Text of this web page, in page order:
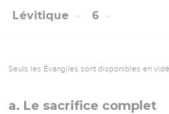
Lévitique 6
Seuls les Évangiles sont disponibles en
a. Le sacrifice complet